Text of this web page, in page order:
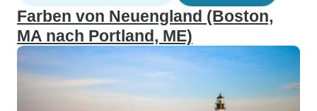
Farben von Neuengland (Boston,
MA nach Portland, ME)